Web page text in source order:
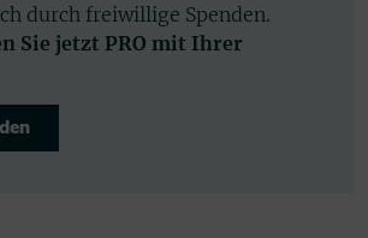
durch freiwillige Spenden.
Sie jetzt PRO mit Ihrer